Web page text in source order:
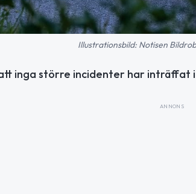
Illustrationsbild: Notisen
inga större incidenter har inträffat i
ANNONS